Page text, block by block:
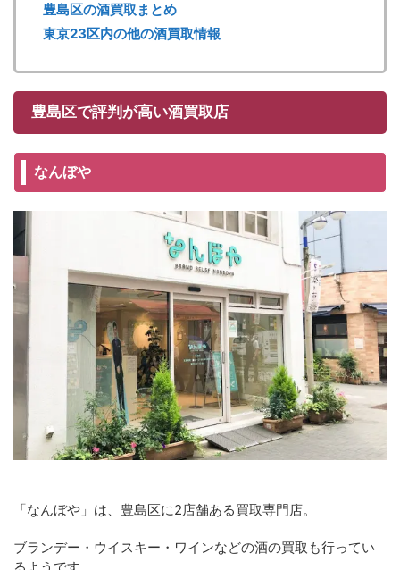
豊島区の酒買取まとめ
東京23区内の他の酒買取情報
豊島区で評判が高い酒買取店
なんぼや
「なんぼや」は、豊島区に2店舗ある買取専門店。
ブランデー・ウイスキー・ワインなどの酒の買取も行ってい